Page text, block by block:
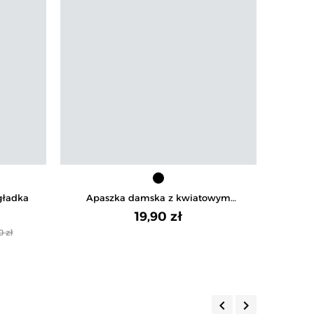
zł
Apaszka damska z kwiatowym
motywem w stylu retro
19,90 zł
keyboard_arrow_left keyboard_arrow_right